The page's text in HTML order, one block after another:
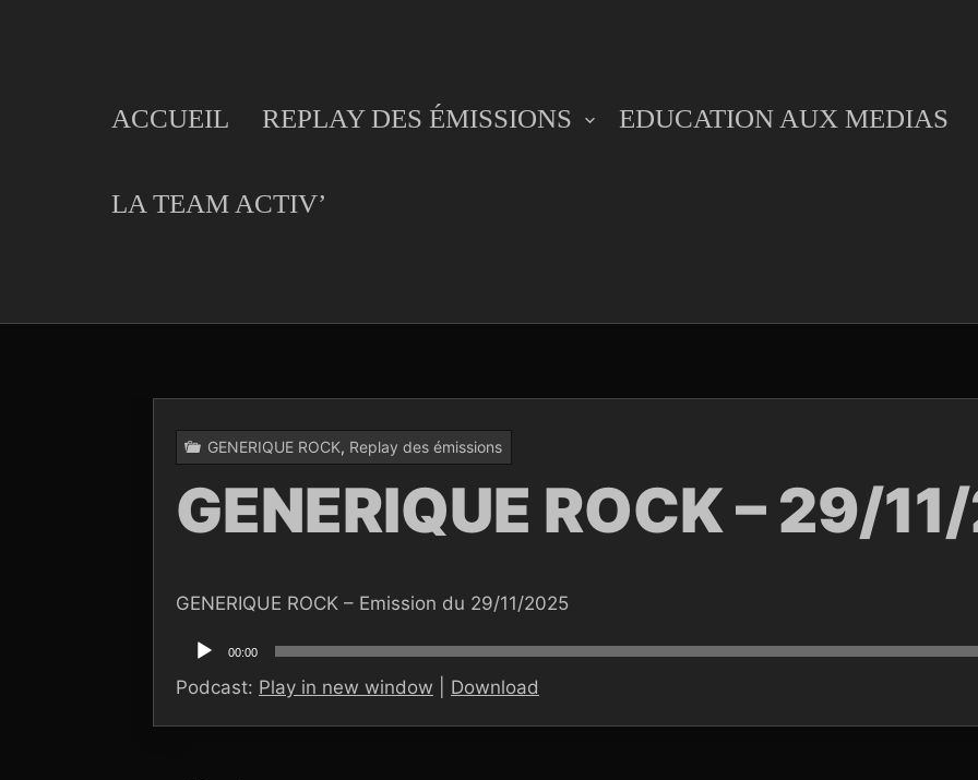
ACCUEIL REPLAY DES ÉMISSIONS EDUCATION AUX MEDIAS
LA TEAM ACTIV’
GENERIQUE ROCK, Replay des émissions
GENERIQUE ROCK – 29/
GENERIQUE ROCK – Emission du 29/11/2025
audio
00:00
Podcast: Play in new window Download